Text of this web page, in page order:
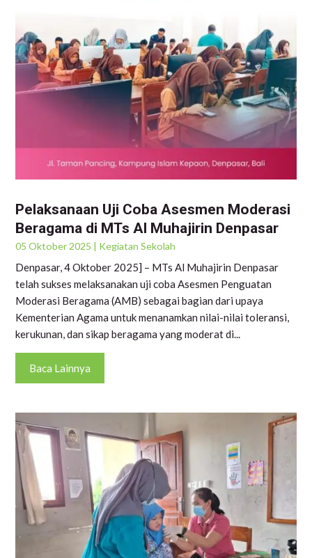
Pelaksanaan Uji Coba Asesmen Moderasi
Beragama di MTs Al Muhajirin Denpasar
05 Oktober 2025 | Kegiatan Sekolah
Denpasar, 4 Oktober 2025] – MTs Al Muhajirin Denpasar
telah sukses melaksanakan uji coba Asesmen Penguatan
Moderasi Beragama (AMB) sebagai bagian dari upaya
Kementerian Agama untuk menanamkan nilai-nilai toleransi,
kerukunan, dan sikap beragama yang moderat di...
Baca Lainnya